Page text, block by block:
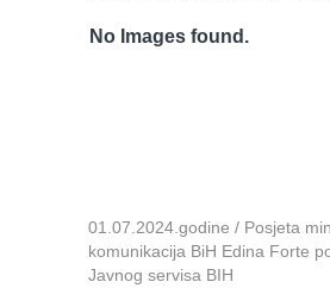
No Images found.
01.07.2024.godine / Posjeta
komunikacija BiH Edina Forte
Javnog servisa BIH